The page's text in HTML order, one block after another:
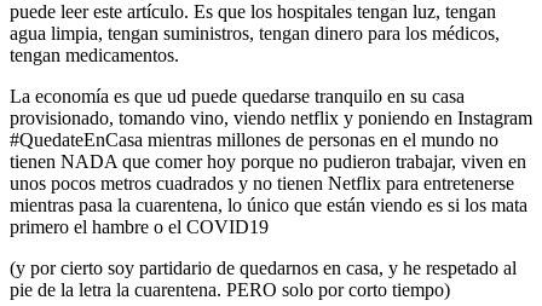
puede leer este artículo. Es que los hospitales tengan luz, tengan
agua limpia, tengan suministros, tengan dinero para los médicos,
tengan medicamentos.
La economía es que ud puede quedarse tranquilo en su casa
provisionado, tomando vino, viendo netflix y poniendo en Instagram
#QuedateEnCasa mientras millones de personas en el mundo no
tienen NADA que comer hoy porque no pudieron trabajar, viven en
unos pocos metros cuadrados y no tienen Netflix para entretenerse
mientras pasa la cuarentena, lo único que están viendo es si los mata
primero el hambre o el COVID19
(y por cierto soy partidario de quedarnos en casa, y he respetado al
pie de la letra la cuarentena. PERO solo por corto tiempo)